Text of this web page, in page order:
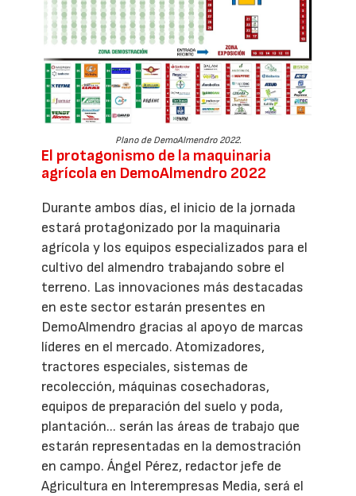
Plano de DemoAlmendro 2022.
El protagonismo de la maquinaria
agrícola en DemoAlmendro 2022
Durante ambos días, el inicio de la jornada
estará protagonizado por la maquinaria
agrícola y los equipos especializados para el
cultivo del almendro trabajando sobre el
terreno. Las innovaciones más destacadas
en este sector estarán presentes en
DemoAlmendro gracias al apoyo de marcas
líderes en el mercado. Atomizadores,
tractores especiales, sistemas de
recolección, máquinas cosechadoras,
equipos de preparación del suelo y poda,
plantación... serán las áreas de trabajo que
estarán representadas en la demostración
en campo. Ángel Pérez, redactor jefe de
Agricultura en Interempresas Media, será el